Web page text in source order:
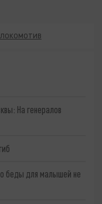
На генералов
беды для малышей не